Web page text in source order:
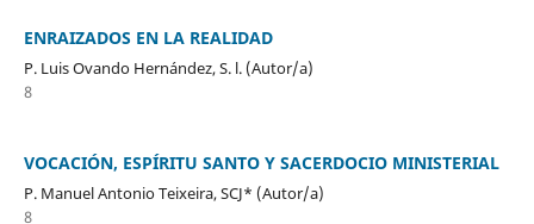
ENRAIZADOS EN LA REALIDAD
P. Luis Ovando Hernández, S. l. (Autor/a)
8
VOCACIÓN, ESPÍRITU SANTO Y SACERDOCIO MINISTERIAL
P. Manuel Antonio Teixeira, SCJ* (Autor/a)
8